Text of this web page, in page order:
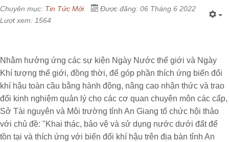
Chuyên mục: Tin Tức Mới
Được đăng: 06 Tháng 6 2022
Lượt xem: 1564
Nhằm hưởng ứng các sự kiện Ngày Nước thế giới và Ngày
Khí tượng thế giới, đồng thời, để góp phần thích ứng biến đổi
khí hậu toàn cầu bằng hành động, nâng cao nhận thức và trao
đổi kinh nghiệm quản lý cho các cơ quan chuyên môn các cấp,
Sở Tài nguyên và Môi trường tỉnh An Giang tổ chức hội thảo
với chủ đề: "Khai thác, bảo vệ và sử dụng nước dưới đất để
tồn tại và thích ứng với biến đổi khí hậu trên địa bàn tỉnh An